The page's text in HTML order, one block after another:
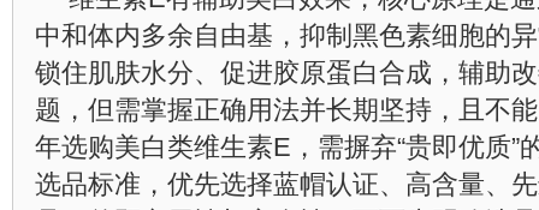
中和体内多余自由基，抑制黑色素细胞的
锁住肌肤水分、促进胶原蛋白合成，辅助
题，但需掌握正确用法并长期坚持，且不
年选购美白类维生素E，需摒弃“贵即优质”
选品标准，优先选择蓝帽认证、高含量、